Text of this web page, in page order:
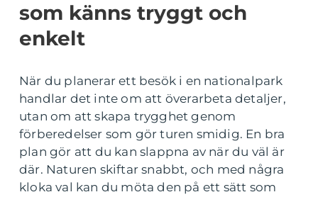
som känns tryggt och
enkelt
När du planerar ett besök i en nationalpark
handlar det inte om att överarbeta detaljer,
utan om att skapa trygghet genom
förberedelser som gör turen smidig. En bra
plan gör att du kan slappna av när du väl är
där. Naturen skiftar snabbt, och med några
kloka val kan du möta den på ett sätt som